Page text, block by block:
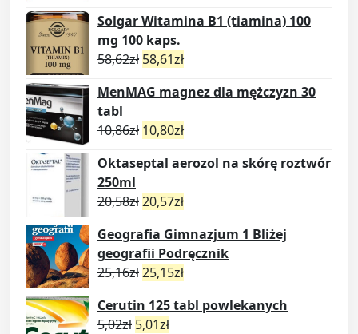
Solgar Witamina B1 (tiamina) 100
mg 100 kaps.
58,62zł 58,61zł
MenMAG magnez dla mężczyzn 30
tabl
10,86zł 10,80zł
Oktaseptal aerozol na skórę roztwór
250ml
20,58zł20,57zł
Geografia Gimnazjum 1 Bliżej
geografii Podręcznik
25,16zł25,15zł
Cerutin 125 tabl powlekanych
5,02zł 5,01zł